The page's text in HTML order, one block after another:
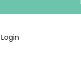
Login